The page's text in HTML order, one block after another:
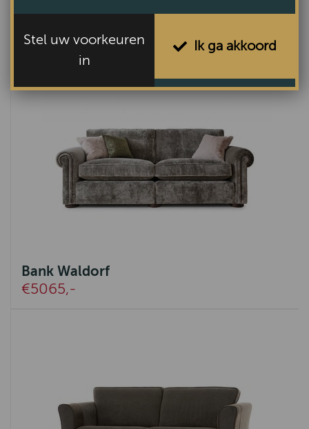
Bank Waldorf
€5065,-
Stel uw voorkeuren
in
Ik ga akkoord